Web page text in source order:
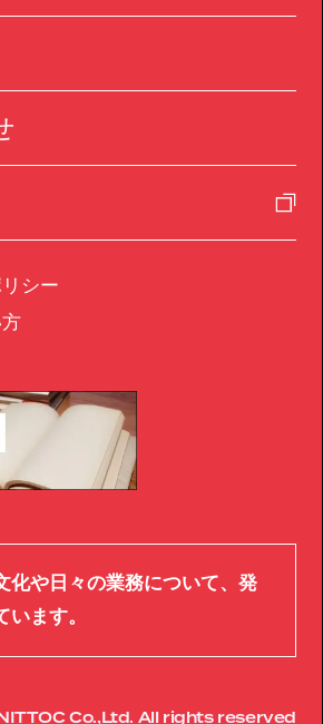
シー
化や日々の業務について、発
います。
Co.,Ltd. All rights reserved